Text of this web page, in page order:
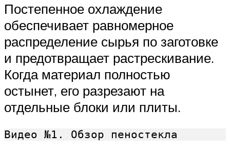
Постепенное охлаждение
обеспечивает равномерное
распределение сырья по заготовке
и предотвращает растрескивание.
Когда материал полностью
остынет, его разрезают на
отдельные блоки или плиты.
Видео №1. Обзор пеностекла